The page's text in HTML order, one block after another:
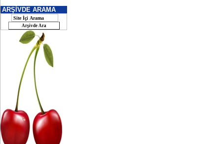
ARŞİVDE ARAMA